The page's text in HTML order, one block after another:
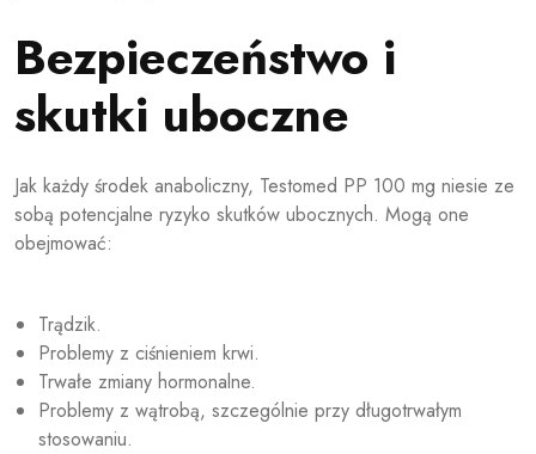
Bezpieczeństwo i
skutki uboczne
Jak każdy środek anaboliczny, Testomed PP 100 mg niesie ze
sobą potencjalne ryzyko skutków ubocznych. Mogą one
obejmować:
Trądzik.
Problemy z ciśnieniem krwi.
Trwałe zmiany hormonalne.
Problemy z wątrobą, szczególnie przy długotrwałym
stosowaniu.